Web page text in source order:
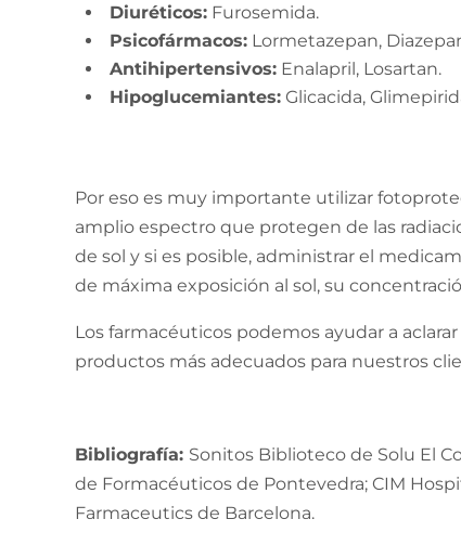
Diuréticos: Furosemida.
Psicofármacos: Lormetazepan,
Antihipertensivos: Enalapril, Losartan.
Hipoglucemiantes: Glicacida,
Por eso es muy importante utilizar
amplio espectro que protegen de las
de sol y si es posible, administrar el
de máxima exposición al sol, su
Los farmacéuticos podemos ayudar a
productos más adecuados para nuestros
Bibliografía: Sonitos Biblioteco de Solu El
de Formacéuticos de Pontevedra; CIM
Farmaceutics de Barcelona.